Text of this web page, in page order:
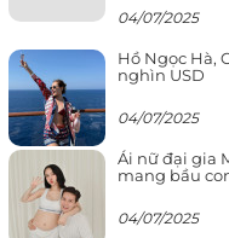
04/07/2025
Hồ Ngọc Hà,
nghìn USD
04/07/2025
Ái nữ đại gia
mang bầu
04/07/2025